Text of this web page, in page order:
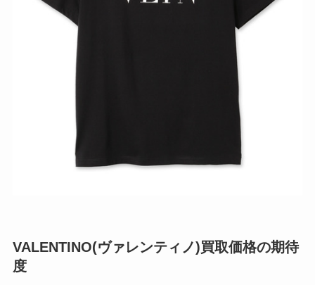
VALENTINO(ヴァレンティノ)買取価格の期待
度